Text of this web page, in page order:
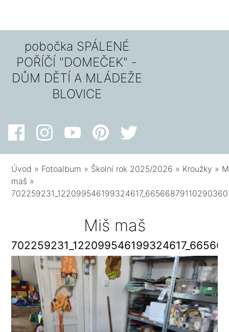
pobočka SPÁLENÉ
POŘÍČÍ "DOMEČEK" -
DŮM DĚTÍ A MLÁDEŽE
BLOVICE
Úvod » Fotoalbum » Školní rok 2025/2026 » Kroužky »
maš »
Miš maš